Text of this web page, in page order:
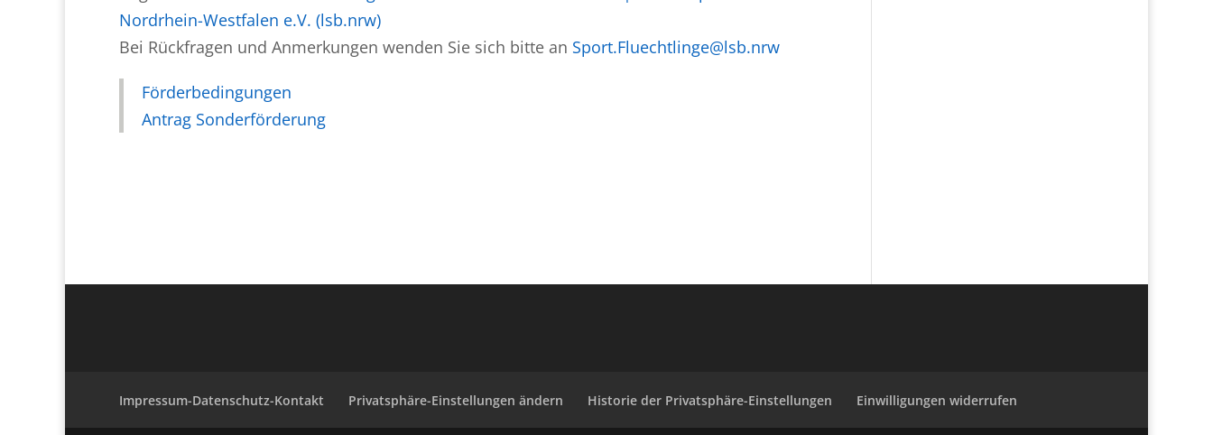
Nordrhein-Westfalen e.V. (lsb.nrw)
Bei Rückfragen und Anmerkungen wenden Sie sich bitte an Sport.Fluechtlinge@lsb.nrw
Förderbedingungen
Antrag Sonderförderung
Impressum-Datenschutz-Kontakt Privatsphäre-Einstellungen ändern Historie der Privatsphäre-Einstellungen Einwilligungen widerrufen